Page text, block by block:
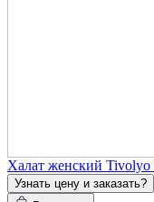
Халат женский
Узнать цену и заказать?